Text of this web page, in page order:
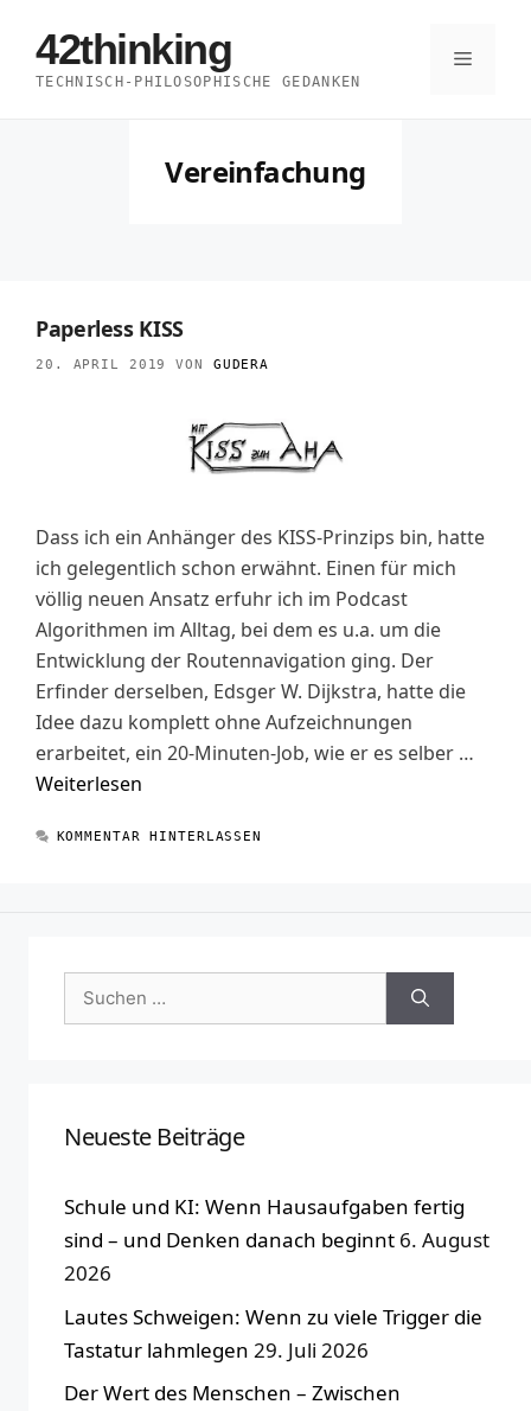
Inhalt
springen
42thinking
TECHNISCH-PHILOSOPHISCHE GEDANKEN
Menü
Vereinfachung
Paperless KISS
20. APRIL 2019 VON GUDERA
Dass ich ein Anhänger des KISS-Prinzips bin, hatte
ich gelegentlich schon erwähnt. Einen für mich
völlig neuen Ansatz erfuhr ich im Podcast
Algorithmen im Alltag, bei dem es u.a. um die
Entwicklung der Routennavigation ging. Der
Erfinder derselben, Edsger W. Dijkstra, hatte die
Idee dazu komplett ohne Aufzeichnungen
erarbeitet, ein 20-Minuten-Job, wie er es selber …
Weiterlesen
KOMMENTAR HINTERLASSEN
Suchen
nach:
Neueste Beiträge
Schule und KI: Wenn Hausaufgaben fertig
sind – und Denken danach beginnt 6. August
2026
Lautes Schweigen: Wenn zu viele Trigger die
Tastatur lahmlegen 29. Juli 2026
Der Wert des Menschen – Zwischen